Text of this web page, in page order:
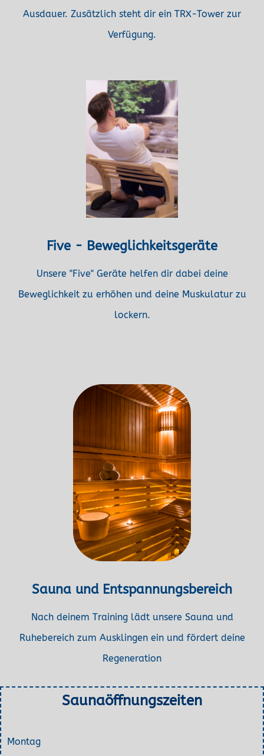
Ausdauer. Zusätzlich steht dir ein TRX-Tower zur
Verfügung.
Five - Beweglichkeitsgeräte
Unsere "Five" Geräte helfen dir dabei deine
Beweglichkeit zu erhöhen und deine Muskulatur zu
lockern.
Sauna und Entspannungsbereich
Nach deinem Training lädt unsere Sauna und
Ruhebereich zum Ausklingen ein und fördert deine
Regeneration
Saunaöffnungszeiten
Montag